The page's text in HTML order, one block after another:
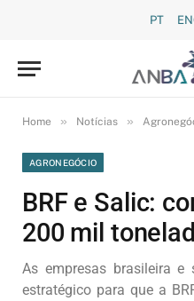
PT
Home » Notícias »
AGRONEGÓCIO
BRF e Salic:
200 mil
As empresas brasileira e
estratégico para que a